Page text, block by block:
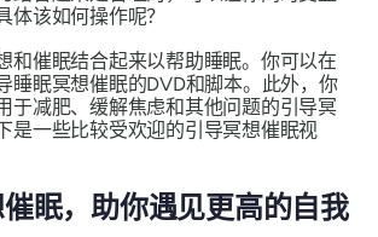
体该如何操作呢？
和催眠结合起来以帮助睡眠。你可以在
睡眠冥想催眠的DVD和脚本。此外，你
于减肥、缓解焦虑和其他问题的引导冥
是一些比较受欢迎的引导冥想催眠视
眠，助你遇见更高的自我